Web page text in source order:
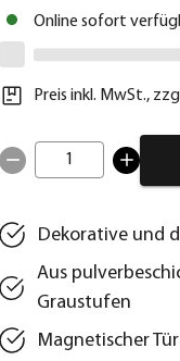
Online sofort
Preis inkl. MwSt.,
1
Dekorative und
Aus
Graustufen
Magnetischer